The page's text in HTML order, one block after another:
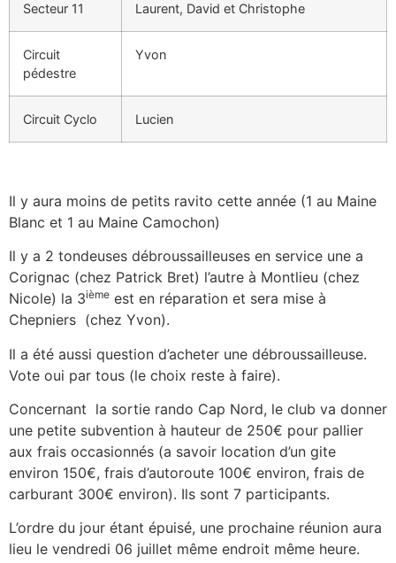
Secteur 11 Laurent, David et Christophe
Circuit
pédestre
Yvon
Circuit Cyclo Lucien
Il y aura moins de petits ravito cette année (1 au Maine
Blanc et 1 au Maine Camochon)
Il y a 2 tondeuses débroussailleuses en service une a
Corignac (chez Patrick Bret) l’autre à Montlieu (chez
Nicole) la 3ième est en réparation et sera mise à
Chepniers (chez Yvon).
Il a été aussi question d’acheter une débroussailleuse.
Vote oui par tous (le choix reste à faire).
Concernant la sortie rando Cap Nord, le club va donner
une petite subvention à hauteur de 250€ pour pallier
aux frais occasionnés (a savoir location d’un gite
environ 150€, frais d’autoroute 100€ environ, frais de
carburant 300€ environ). Ils sont 7 participants.
L’ordre du jour étant épuisé, une prochaine réunion aura
lieu le vendredi 06 juillet même endroit même heure.